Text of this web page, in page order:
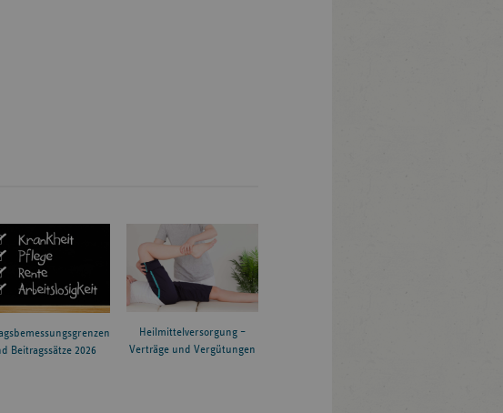
Beitragssätze 2026
Heilmittelversorgung –
Verträge und Vergütungen